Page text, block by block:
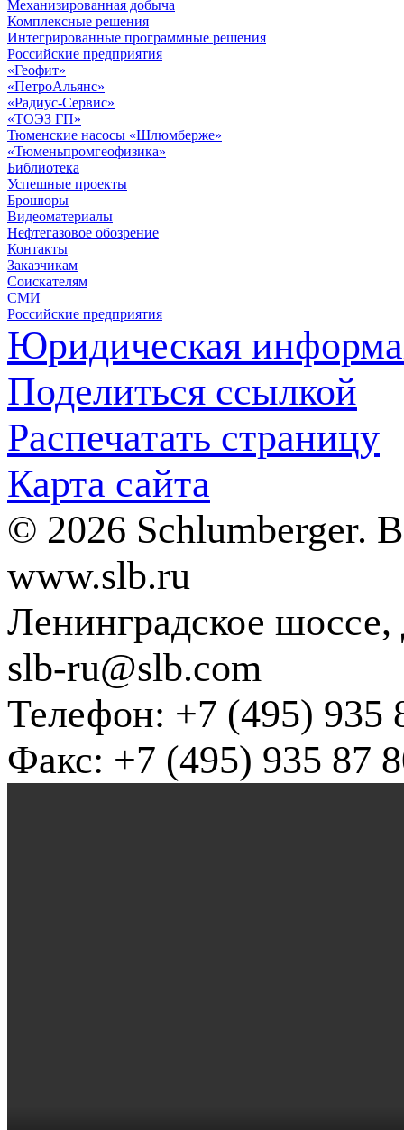
Механизированная добыча
Комплексные решения
Интегрированные программные решения
Российские предприятия
«Геофит»
«ПетроАльянс»
«Радиус-Сервис»
«ТОЭЗ ГП»
Тюменские насосы «Шлюмберже»
«Тюменьпромгеофизика»
Библиотека
Успешные проекты
Брошюры
Видеоматериалы
Нефтегазовое обозрение
Контакты
Заказчикам
Соискателям
СМИ
Российские предприятия
Юридическая
Поделиться ссылкой
Распечатать страницу
Карта сайта
© 2026 Schlumberger.
www.slb.ru
Ленинградское
slb-ru@slb.com
Телефон: +7 (495) 935
Факс: +7 (495) 935 87